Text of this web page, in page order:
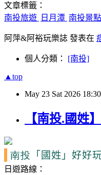
文章標籤：
南投旅遊
日月潭 南投景點
阿萍&阿裕玩樂誌 發表在
個人分類： [南投]
▲top
May 23 Sat 2026 18:30
【南投.國姓
南投 「國姓」 好好
日遊路線：